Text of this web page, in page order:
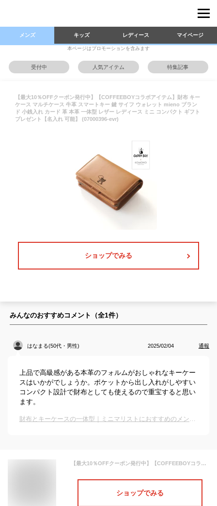
メンズ キッズ レディース マイページ
本ページはプロモーションを含みます
受付中 人気アイテム 特集記事
【最大10％OFFクーポン発行中】【COFFEEBOYコラボアイテム】財布 キー
ケース マルチケース 牛革 スマートキー 鍵 サイフ ウォレット mieno ブラン
ド 小銭入れ カード 革 本革 一体型 レザー レディース ミニ コンパクト ギフト
プレゼント【名入れ 可能】 (07000396-evr)
ショップでみる
みんなのおすすめコメント（全1件）
はなまる(50代・男性) 2025/02/04 通報
上品で高級感がある本革のフォルムがおしゃれなキーケー
スはいかがでしょうか。ポケットから出し入れがしやすい
コンパクト設計で財布としても使えるので重宝すると思い
ます。
財布とキーケースの一体型｜ミニマリストにおすすめのメンズ向け人気商品は？
【最大10％OFFクーポン発行中】【COFFEEBOYコラボアイテム】財布 キーケース マルチケース 牛革 スマートキー 鍵 サイフ ウォレット mieno ブランド 小銭入れ カード 革 本革 一体型 レザー レディース ミニ コンパクト ギフト プレゼント【名入れ 可能】 (07000396-evr)
ショップでみる